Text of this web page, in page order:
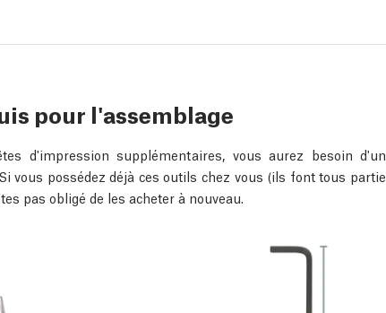
pour l'assemblage
d'impression supplémentaires, vous aurez besoin d'un
vous possédez déjà ces outils chez vous (ils font tous partie
pas obligé de les acheter à nouveau.